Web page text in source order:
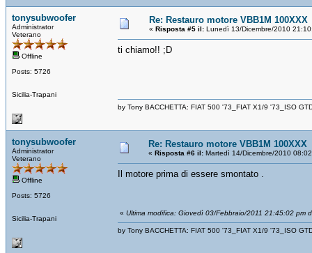
tonysubwoofer
Administrator
Veterano
Offline
Posts: 5726
Sicilia-Trapani
Re: Restauro motore VBB1M 100XXX
« Risposta #5 il: Lunedì 13/Dicembre/2010
ti chiamo!! ;D
by Tony BACCHETTA: FIAT 500 '73_FIAT X1/9 '73_ISO
tonysubwoofer
Administrator
Veterano
Offline
Posts: 5726
Sicilia-Trapani
Re: Restauro motore VBB1M 100XXX
« Risposta #6 il: Martedì 14/Dicembre/2010
Il motore prima di essere smontato .
« Ultima modifica: Giovedì 03/Febbraio/2011 21:45:02 pm
by Tony BACCHETTA: FIAT 500 '73_FIAT X1/9 '73_ISO